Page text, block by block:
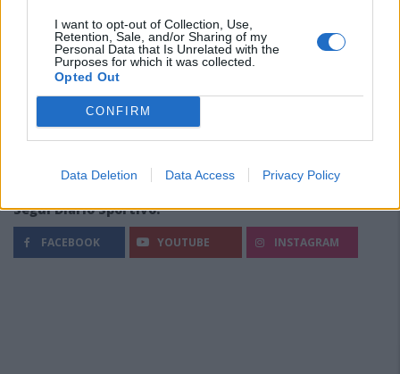
I want to opt-out of Collection, Use,
Retention, Sale, and/or Sharing of my
Personal Data that Is Unrelated with the
Purposes for which it was collected.
Opted Out
CONFIRM
Data Deletion Data Access Privacy Policy
Segui Diario Sportivo:
FACEBOOK YOUTUBE INSTAGRAM